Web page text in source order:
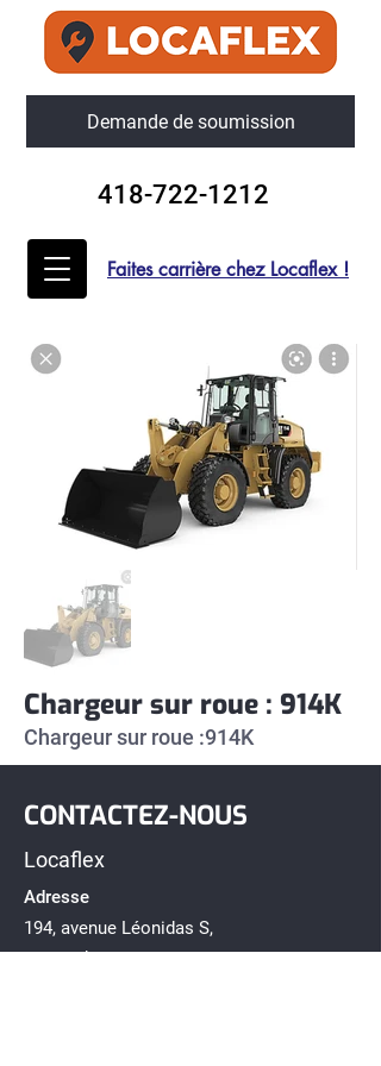
Demande de soumission
418-722-1212
Faites carrière chez Locaflex !
Chargeur sur roue : 914K
Chargeur sur roue :914K
CONTACTEZ-NOUS
Locaflex
Adresse
194, avenue Léonidas S,
Rimouski, Québec G5L 2T2